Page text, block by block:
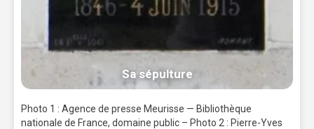
Sa sépulture
Photo 1 : Agence de presse Meurisse — Bibliothèque
nationale de France, domaine public – Photo 2 : Pierre-Yves